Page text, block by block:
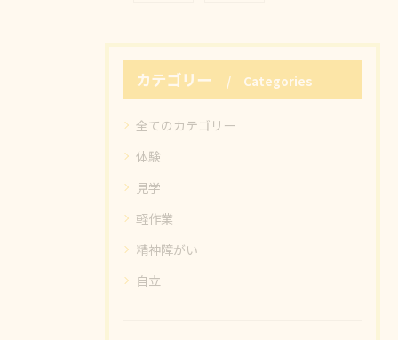
カテゴリー Categories
全てのカテゴリー
体験
見学
軽作業
精神障がい
自立